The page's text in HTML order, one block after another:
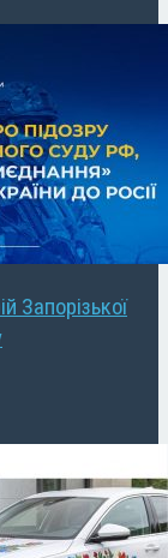
Запорізької